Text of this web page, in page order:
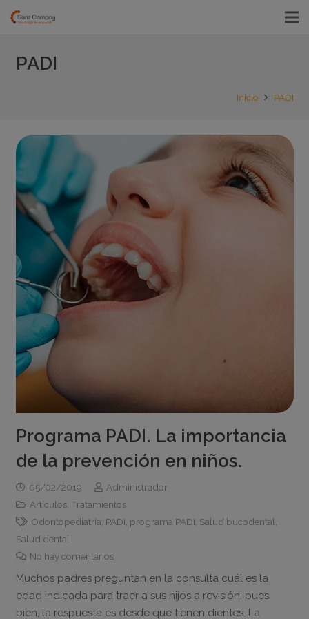
PADI
Inicio PADI
Programa PADI. La importancia
de la prevención en niños.
05/02/2019
Administrador
Artículos, Tratamientos
Odontopediatría PADI programa PADI Salud bucodental
Salud dental
No hay comentarios
Muchos padres preguntan en la consulta cuál es la
edad indicada para traer a sus hijos a revisión; pues
bien, la respuesta es desde que tienen dientes. La